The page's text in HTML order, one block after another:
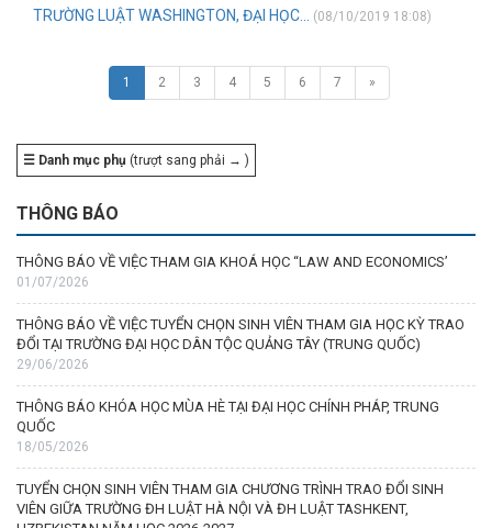
TRƯỜNG LUẬT WASHINGTON, ĐẠI HỌC...
(08/10/2019 18:08)
1 2 3 4 5 6 7 »
☰ Danh mục phụ (trượt sang phải → )
THÔNG BÁO
THÔNG BÁO VỀ VIỆC THAM GIA KHOÁ HỌC “LAW AND ECONOMICS’
01/07/2026
THÔNG BÁO VỀ VIỆC TUYỂN CHỌN SINH VIÊN THAM GIA HỌC KỲ TRAO
ĐỔI TẠI TRƯỜNG ĐẠI HỌC DÂN TỘC QUẢNG TÂY (TRUNG QUỐC)
29/06/2026
THÔNG BÁO KHÓA HỌC MÙA HÈ TẠI ĐẠI HỌC CHÍNH PHÁP, TRUNG
QUỐC
18/05/2026
TUYỂN CHỌN SINH VIÊN THAM GIA CHƯƠNG TRÌNH TRAO ĐỔI SINH
VIÊN GIỮA TRƯỜNG ĐH LUẬT HÀ NỘI VÀ ĐH LUẬT TASHKENT,